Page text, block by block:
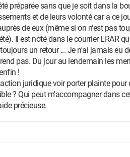
préparée sans que je soit dans la
et de leurs volonté car a ce
de eux (même si on n'est pas
Il est noté dans le courrier LRAR
un retour ... Je n'ai jamais eu
pas. Du jour au lendemain les
!
juridique voir porter plainte
? Qui peut m'accompagner dans
précieuse.